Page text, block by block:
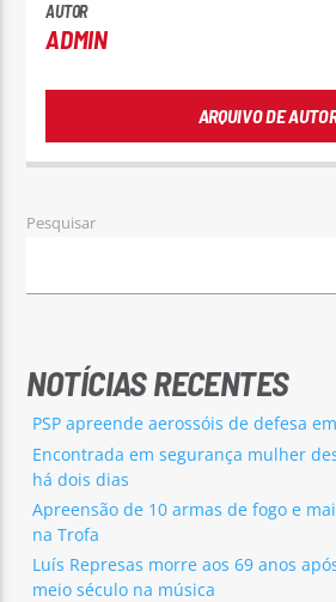
AUTOR
ADMIN
ARQUIVO DE
Pesquisar
NOTÍCIAS RECENTES
PSP apreende aerossóis de defesa
Encontrada em segurança mulher
há dois dias
Apreensão de 10 armas de fogo e
na Trofa
Luís Represas morre aos 69 anos
meio século na música